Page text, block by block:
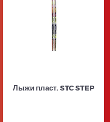
Лыжи пласт. STC STEP